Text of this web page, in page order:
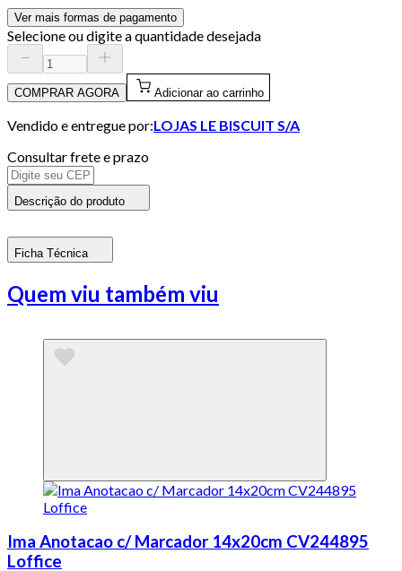
Ver mais formas de pagamento
Selecione ou digite a quantidade desejada
COMPRAR AGORA Adicionar ao carrinho
Vendido e entregue por:LOJAS LE BISCUIT S/A
Consultar frete e prazo
Descrição do produto
Ficha Técnica
Quem viu também viu
Ima Anotacao c/ Marcador 14x20cm CV244895
Loffice